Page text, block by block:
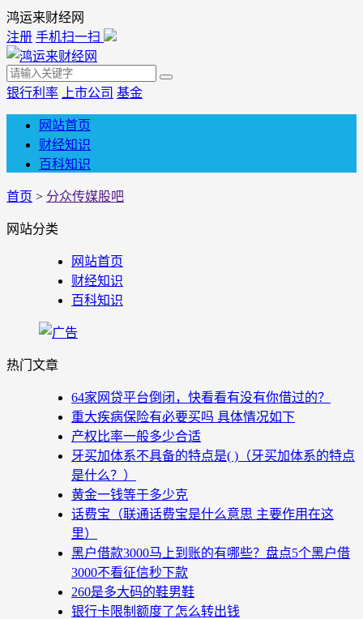
鸿运来财经网
注册 手机扫一扫
银行利率 上市公司 基金
网站首页
财经知识
百科知识
首页 > 分众传媒股吧
网站分类
网站首页
财经知识
百科知识
热门文章
64家网贷平台倒闭，快看看有没有你借过的？
重大疾病保险有必要买吗 具体情况如下
产权比率一般多少合适
牙买加体系不具备的特点是( )（牙买加体系的特点
是什么？）
黄金一钱等于多少克
话费宝（联通话费宝是什么意思 主要作用在这
里）
黑户借款3000马上到账的有哪些？盘点5个黑户借
3000不看征信秒下款
260是多大码的鞋男鞋
银行卡限制额度了怎么转出钱